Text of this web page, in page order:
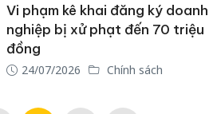
Vi phạm kê khai đăng ký doanh
nghiệp bị xử phạt đến 70 triệu
đồng
24/07/2026 Chính sách